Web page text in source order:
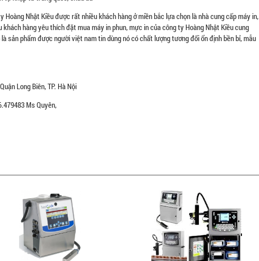
Hoàng Nhật Kiều được rất nhiều khách hàng ở miền bắc lựa chọn là nhà cung cấp máy in,
hàng yêu thích đặt mua máy in phun, mực in của công ty Hoàng Nhật Kiều cung
sản phẩm được người việt nam tin dùng nó có chất lượng tương đối ổn định bền bỉ, mẫu
Long Biên, TP. Hà Nội
Ms Quyên,